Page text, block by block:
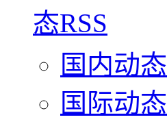
国内动态
国际动态